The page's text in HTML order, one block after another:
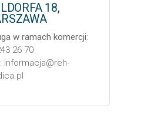
18,
w ramach komercji:
26 70
informacja@reh-